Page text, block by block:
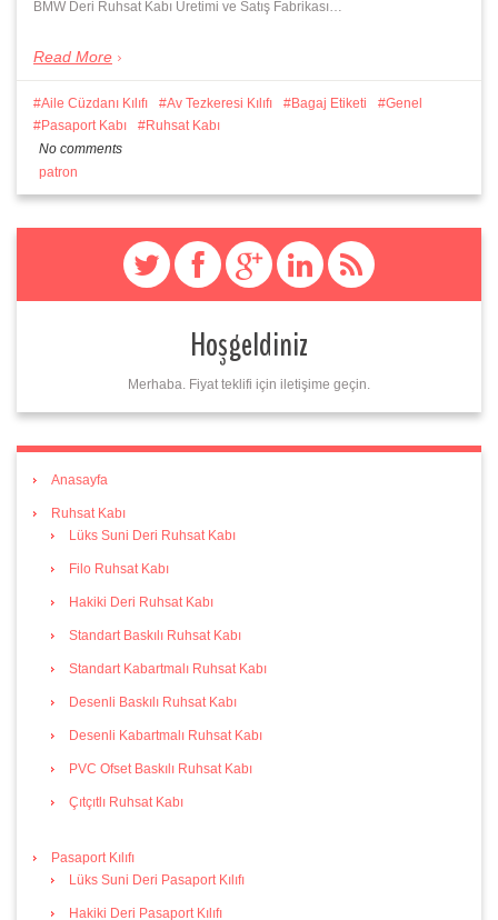
BMW Deri Ruhsat Kabı Üretimi ve Satış Fabrikası…
Read More
Aile Cüzdanı Kılıfı Av Tezkeresi Kılıfı Bagaj Etiketi
Genel
Pasaport Kabı
Ruhsat Kabı
No comments
patron
Hoşgeldiniz
Merhaba. Fiyat teklifi için iletişime geçin.
Anasayfa
Ruhsat Kabı
Lüks Suni Deri Ruhsat Kabı
Filo Ruhsat Kabı
Hakiki Deri Ruhsat Kabı
Standart Baskılı Ruhsat Kabı
Standart Kabartmalı Ruhsat Kabı
Desenli Baskılı Ruhsat Kabı
Desenli Kabartmalı Ruhsat Kabı
PVC Ofset Baskılı Ruhsat Kabı
Çıtçıtlı Ruhsat Kabı
Pasaport Kılıfı
Lüks Suni Deri Pasaport Kılıfı
Hakiki Deri Pasaport Kılıfı